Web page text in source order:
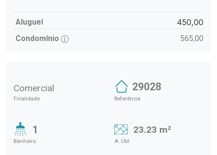
Aluguel 450,00
Condomínio 565,00
Comercial
Finalidade
29028
Referência
1
Banheiro
23.23 m²
A. Útil